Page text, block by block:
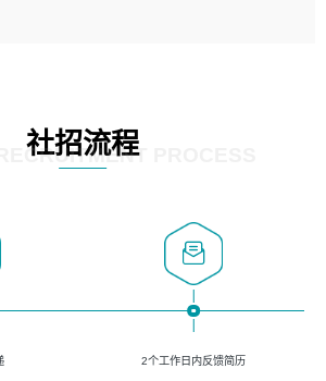
法和流程。Jenkins工具使用；
优化，如mysql、nginx等；
社招流程 PROCESS
2个工作日内反馈简历